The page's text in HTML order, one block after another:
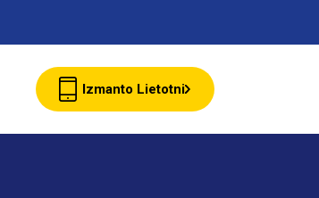
Izmanto Lietotni